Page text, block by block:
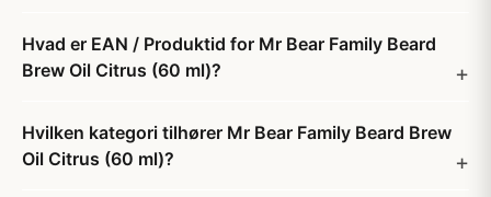
Hvad er EAN / Produktid for Mr Bear Family Beard
Brew Oil Citrus (60 ml)?
Hvilken kategori tilhører Mr Bear Family Beard Brew
Oil Citrus (60 ml)?